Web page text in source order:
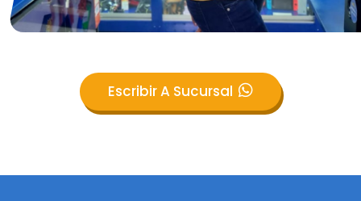
Escribir A Sucursal